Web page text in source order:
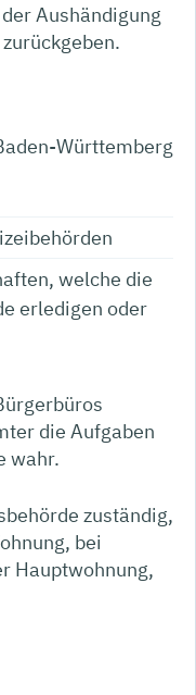
Aushändigung
Württemberg
welche die
erledigen oder
die Aufgaben
wahr.
zuständig,
bei
Hauptwohnung,